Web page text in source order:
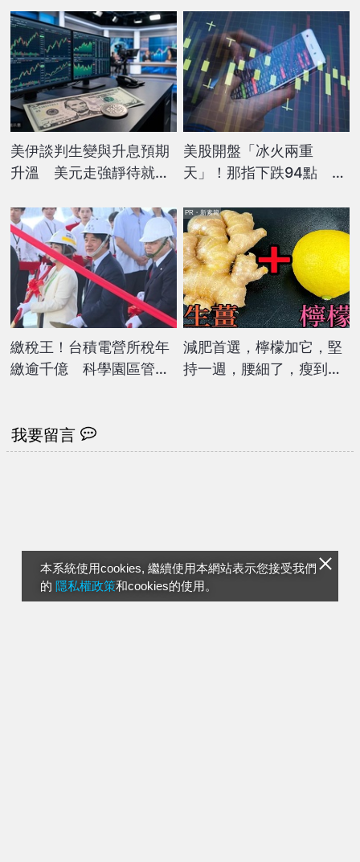
本系統使用cookies, 繼續使用本網站表示您接受我們
的 隱私權政策和cookies的使用。
美伊談判生變與升息預期
升溫 美元走強靜待就業
美股開盤「冰火兩重
天」！那指下跌94點 輝
繳稅王！台積電營所稅年
繳逾千億 科學園區管理
減肥首選，檸檬加它，堅
持一週，腰細了，瘦到你
PR・新素簡
我要留言